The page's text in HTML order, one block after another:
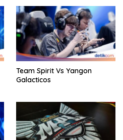
Team Spirit Vs Yangon
Galacticos